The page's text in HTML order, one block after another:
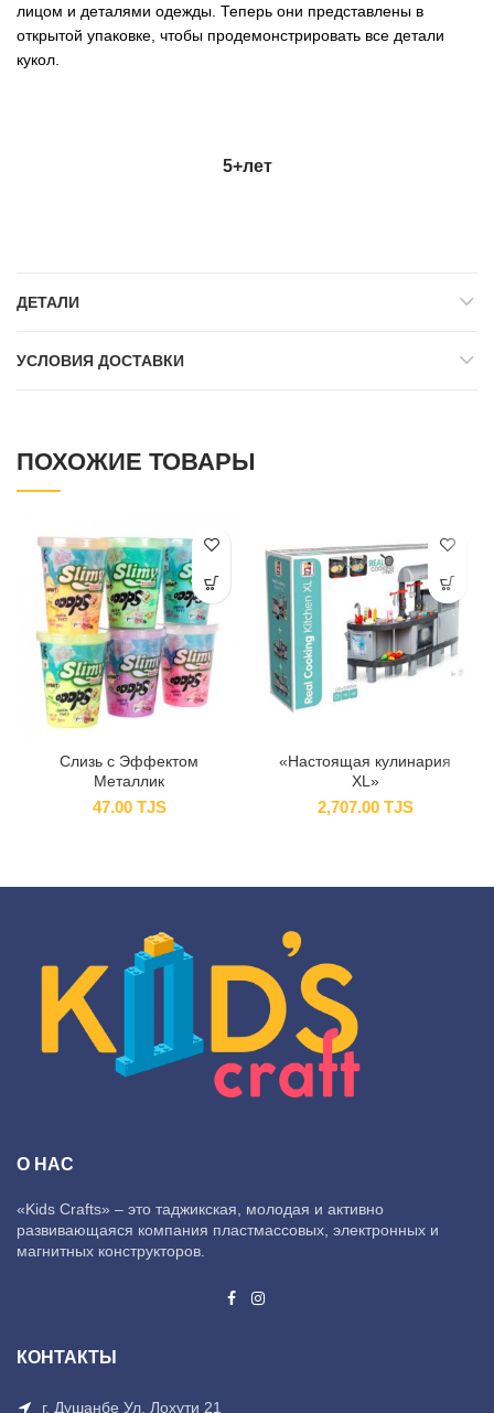
лицом и деталями одежды. Теперь они представлены в
открытой упаковке, чтобы продемонстрировать все детали
кукол.
5+лет
ДЕТАЛИ
УСЛОВИЯ ДОСТАВКИ
ПОХОЖИЕ ТОВАРЫ
Слизь с Эффектом
Металлик
47.00 TJS
«Настоящая кулинария
XL»
2,707.00 TJS
О НАС
«Kids Crafts» – это таджикская, молодая и активно
развивающаяся компания пластмассовых, электронных и
магнитных конструкторов.
КОНТАКТЫ
г. Душанбе Ул. Лохути 21